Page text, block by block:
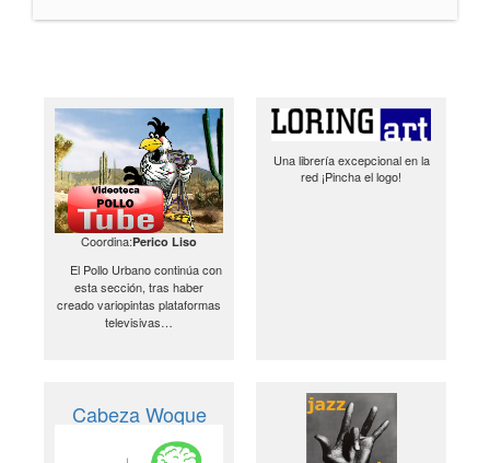
Coordina:Perico Liso
El Pollo Urbano continúa con
esta sección, tras haber
creado variopintas plataformas
televisivas…
Una librería excepcional en la
red ¡Pincha el logo!
Cabeza Woque